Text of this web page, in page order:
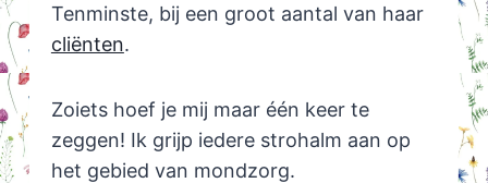
Tenminste, bij een groot aantal van haar
cliënten.
Zoiets hoef je mij maar één keer te
zeggen! Ik grijp iedere strohalm aan op
het gebied van mondzorg.